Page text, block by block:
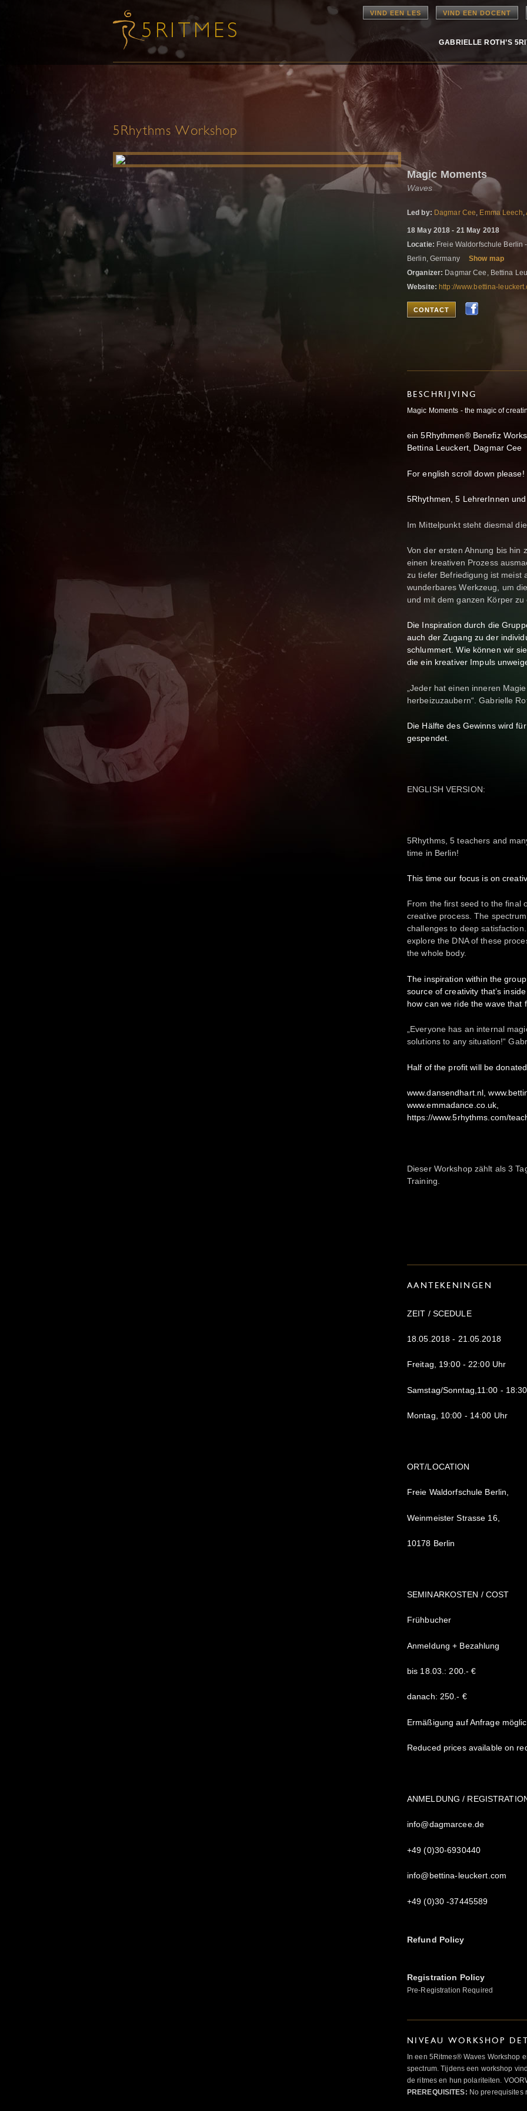
VIND EEN LES VIND EEN DOCENT
GABRIELLE ROTH’S
5Rhythms Workshop
Magic Moments
Waves
Led by: Dagmar Cee, Emma Leech,
18 May 2018 - 21 May 2018
Locatie: Freie Waldorfschule Berlin
Berlin, Germany
Show map
Organizer: Dagmar Cee, Bettina
Website: http://www.bettina-
CONTACT
BESCHRIJVING
Magic Moments - the magic of
ein 5Rhythmen® Benefiz
Bettina Leuckert, Dagmar Cee
For english scroll down please!
5Rhythmen, 5 LehrerInnen
Im Mittelpunkt steht diesmal
Von der ersten Ahnung bis hin
einen kreativen Prozess
zu tiefer Befriedigung ist meist
wunderbares Werkzeug, um
und mit dem ganzen Körper zu
Die Inspiration durch die
auch der Zugang zu der
schlummert. Wie können wir
die ein kreativer Impuls
„Jeder hat einen inneren
herbeizuzaubern“. Gabrielle
Die Hälfte des Gewinns wird
gespendet.
ENGLISH VERSION:
5Rhythms, 5 teachers and
time in Berlin!
This time our focus is on
From the first seed to the final
creative process. The
challenges to deep
explore the DNA of these
the whole body.
The inspiration within the
source of creativity that’s
how can we ride the wave that
„Everyone has an internal
solutions to any situation!“
Half of the profit will be
www.dansendhart.nl,
www.emmadance.co.uk,
https://www.5rhythms.com/
Dieser Workshop zählt als 3
Training.
AANTEKENINGEN
ZEIT / SCEDULE
18.05.2018 - 21.05.2018
Freitag, 19:00 - 22:00 Uhr
Samstag/Sonntag,11:00 -
Montag, 10:00 - 14:00 Uhr
ORT/LOCATION
Freie Waldorfschule Berlin,
Weinmeister Strasse 16,
10178 Berlin
SEMINARKOSTEN / COST
Frühbucher
Anmeldung + Bezahlung
bis 18.03.: 200.- €
danach: 250.- €
Ermäßigung auf Anfrage
Reduced prices available on
ANMELDUNG /
info@dagmarcee.de
+49 (0)30-6930440
info@bettina-leuckert.com
+49 (0)30 -37445589
Refund Policy
Registration Policy
Pre-Registration Required
NIVEAU WORKSHOP
In een 5Ritmes® Waves Workshop
spectrum. Tijdens een workshop
de ritmes en hun polariteiten.
PREREQUISITES: No prerequisites